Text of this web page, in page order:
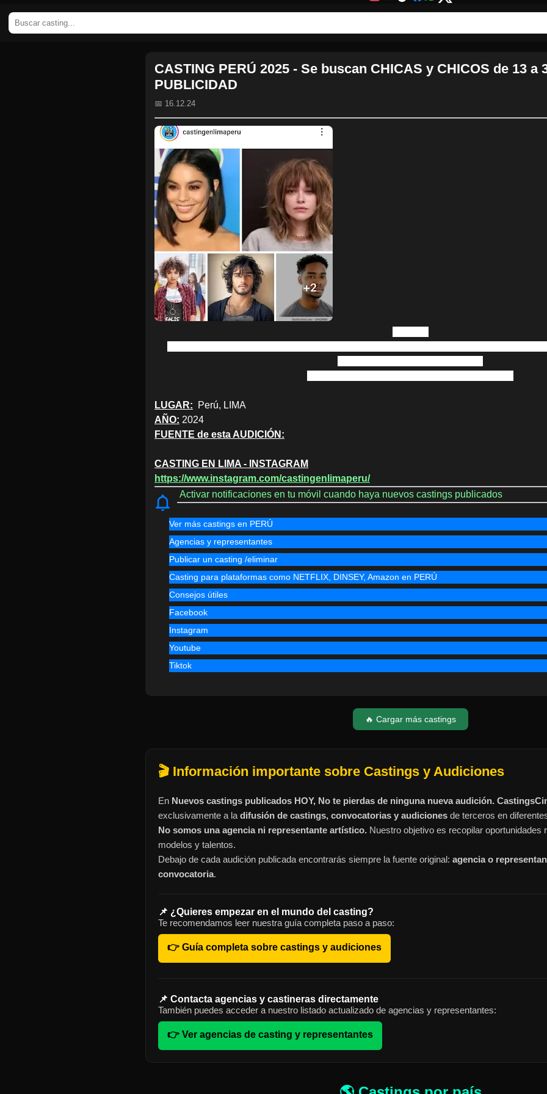
CASTING PERÚ 2025 - Se buscan CHICAS y CHICOS de 13 a
PUBLICIDAD
📅 16.12.24
LUGAR: Perú, LIMA
AÑO: 2024
FUENTE de esta AUDICIÓN:
CASTING EN LIMA - INSTAGRAM
https://www.instagram.com/castingenlimaperu/
Activar notificaciones en tu móvil cuando haya nuevos castings publicados
Ver más castings en PERÚ
Agencias y representantes
Publicar un casting /eliminar
Casting para plataformas como NETFLIX, DINSEY, Amazon en PERÚ
Consejos útiles
Facebook
Instagram
Youtube
Tiktok
🔥 Cargar más castings
🎬 Información importante sobre Castings y Audiciones
En Nuevos castings publicados HOY, No te pierdas de ninguna nueva audición.
exclusivamente a la difusión de castings, convocatorias y audiciones de terceros en
No somos una agencia ni representante artístico. Nuestro objetivo es recopilar oportunidades
modelos y talentos.
Debajo de cada audición publicada encontrarás siempre la fuente original: agencia o
convocatoria.
📌 ¿Quieres empezar en el mundo del casting?
Te recomendamos leer nuestra guía completa paso a paso:
👉 Guía completa sobre castings y audiciones
📌 Contacta agencias y castineras directamente
También puedes acceder a nuestro listado actualizado de agencias y representantes:
👉 Ver agencias de casting y representantes